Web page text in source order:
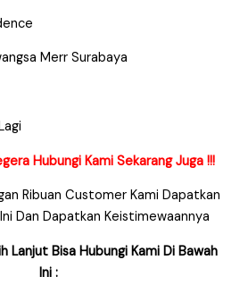
Merr Surabaya
Hubungi Kami Sekarang Juga !!!
Ribuan Customer Kami Dapatkan
Dan Dapatkan Keistimewaannya
Lanjut Bisa Hubungi Kami Di Bawah
Ini :